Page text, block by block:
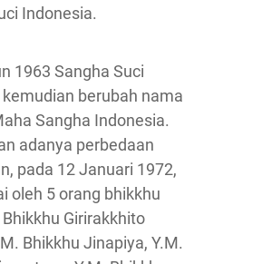
Indonesia.
1963 Sangha Suci
berubah nama
Sangha Indonesia.
adanya perbedaan
pada 12 Januari 1972,
oleh 5 orang bhikkhu
Girirakkhito
Bhikkhu Jinapiya, Y.M.